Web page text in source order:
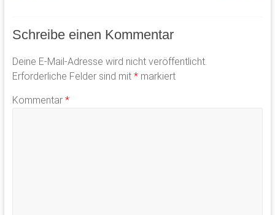
Schreibe einen Kommentar
Deine E-Mail-Adresse wird nicht veröffentlicht.
Erforderliche Felder sind mit *markiert
Kommentar *